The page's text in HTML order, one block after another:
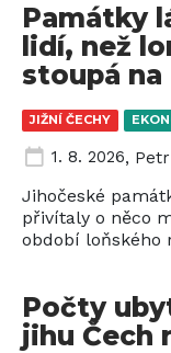
JIŽNÍ ČECHY
Památky
lidí, než
stoupá na
1. 8. 2026,
Jihočeské
přivítaly o něco
období loňského
Počty
jihu Čech